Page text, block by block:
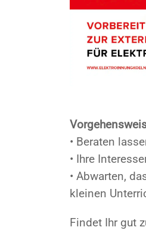
• Beraten
• Ihre
• Abwarten,
kleinen
Findet Ihr gut